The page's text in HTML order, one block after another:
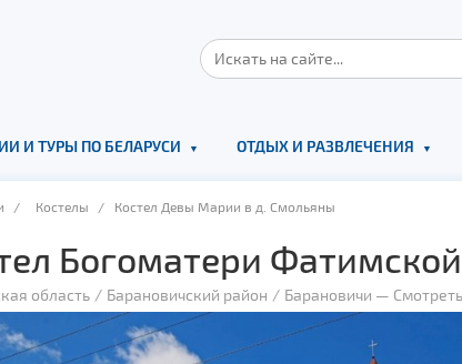
И ТУРЫ ПО БЕЛАРУСИ ОТДЫХ И РАЗВЛЕЧЕНИЯ
/ Костелы / Костел Девы Марии в д. Смольяны
Богоматери
область Барановичский район Барановичи —